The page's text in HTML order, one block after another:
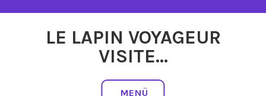
LE LAPIN VOYAGEUR
VISITE…
MENÜ